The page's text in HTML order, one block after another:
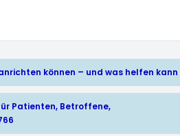
können – und was helfen kann
Patienten, Betroffene,